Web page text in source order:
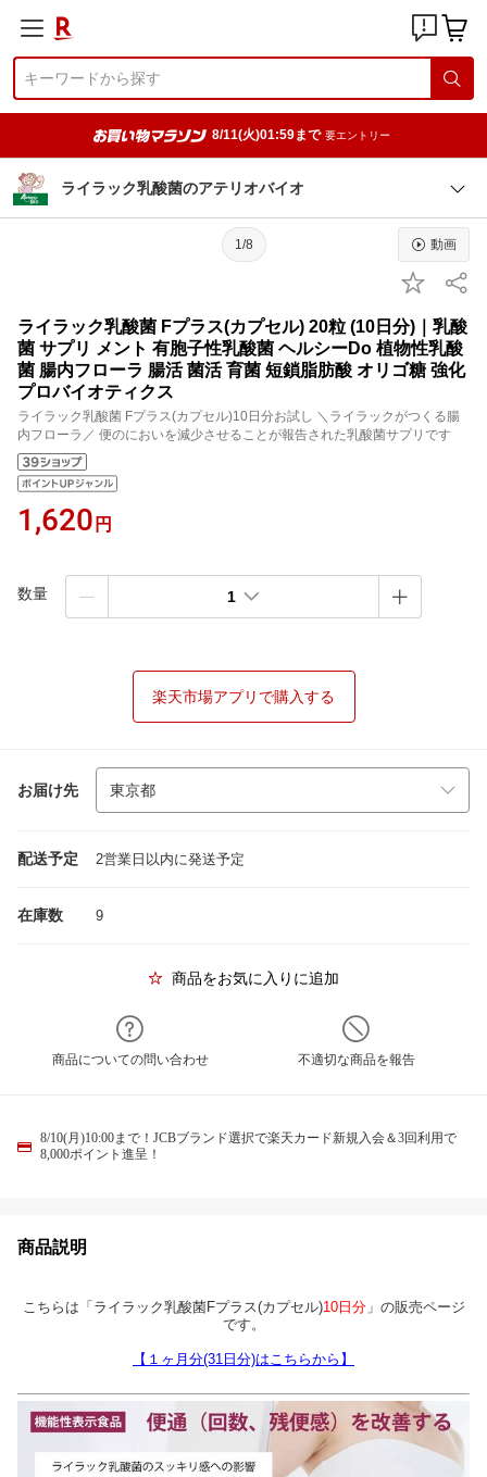
8/11(火)01:59まで 要エントリー
ライラック乳酸菌のアテリオバイオ
1/8 動画
ライラック乳酸菌 Fプラス(カプセル) 20粒 (10日分)｜乳酸
菌 サプリ メント 有胞子性乳酸菌 ヘルシーDo 植物性乳酸
菌 腸内フローラ 腸活 菌活 育菌 短鎖脂肪酸 オリゴ糖 強化
プロバイオティクス
ライラック乳酸菌 Fプラス(カプセル)10日分お試し ＼ライラックがつくる腸
内フローラ／ 便のにおいを減少させることが報告された乳酸菌サプリです
1,620 円
数量 1
楽天市場アプリで購入する
お届け先
配送予定 2営業日以内に発送予定
在庫数 9
商品をお気に入りに追加
商品についての問い合わせ 不適切な商品を報告
8/10(月)10:00まで！JCBブランド選択で楽天カード新規入会＆3回利用で
8,000ポイント進呈！
商品説明
こちらは「ライラック乳酸菌Fプラス(カプセル)10日分」の販売ページ
です。
【１ヶ月分(31日分)はこちらから】